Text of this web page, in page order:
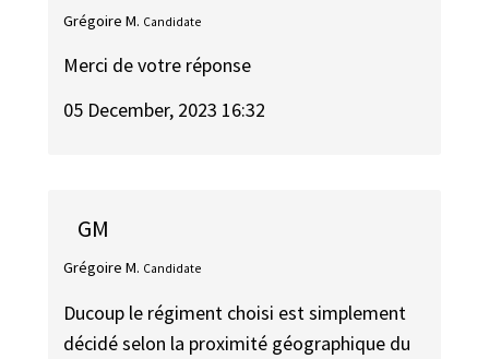
Grégoire M. Candidate
Merci de votre réponse
05 December, 2023 16:32
GM
Grégoire M. Candidate
Ducoup le régiment choisi est simplement
décidé selon la proximité géographique du